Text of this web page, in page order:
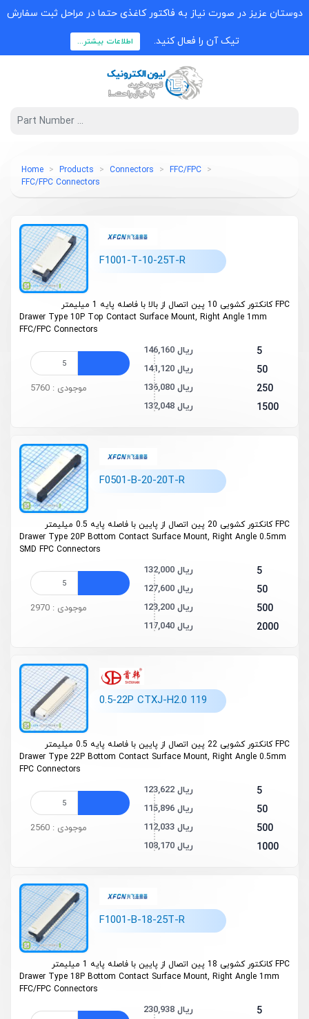
دوستان عزیز در صورت نیاز به فاکتور کاغذی حتما در مراحل ثبت سفارش
تیک آن را فعال کنید. اطلاعات بیشتر...
Home Products Connectors
FFC/FPC
FFC/FPC Connectors
F1001-T-10-25T-R
FPC کانکتور کشویی 10 پین اتصال از بالا با فاصله پایه 1 میلیمتر
Drawer Type 10P Top Contact Surface Mount, Right Angle 1mm
FFC/FPC Connectors
5 146,160 ریال
50 141,120 ریال
250 136,080 ریال
1500 132,048 ریال
موجودی : 5760
F0501-B-20-20T-R
FPC کانکتور کشویی 20 پین اتصال از پایین با فاصله پایه 0.5 میلیمتر
Drawer Type 20P Bottom Contact Surface Mount, Right Angle 0.5mm
SMD FPC Connectors
5 132,000 ریال
50 127,600 ریال
500 123,200 ریال
2000 117,040 ریال
موجودی : 2970
0.5-22P CTXJ-H2.0 119
FPC کانکتور کشویی 22 پین اتصال از پایین با فاصله پایه 0.5 میلیمتر
Drawer Type 22P Bottom Contact Surface Mount, Right Angle 0.5mm
FPC Connectors
5 123,622 ریال
50 115,896 ریال
500 112,033 ریال
1000 108,170 ریال
موجودی : 2560
F1001-B-18-25T-R
FPC کانکتور کشویی 18 پین اتصال از پایین با فاصله پایه 1 میلیمتر
Drawer Type 18P Bottom Contact Surface Mount, Right Angle 1mm
FFC/FPC Connectors
5 230,938 ریال